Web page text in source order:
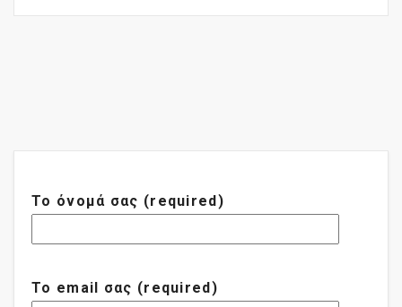
Το όνομά σας (required)
Το email σας (required)